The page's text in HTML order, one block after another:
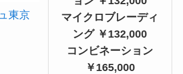
東京
マイクロブレーディ
ング ￥132,000
コンビネーション
￥165,000